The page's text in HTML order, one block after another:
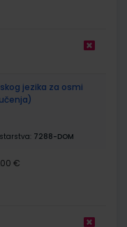
jezika za osmi
7288-DOM
€